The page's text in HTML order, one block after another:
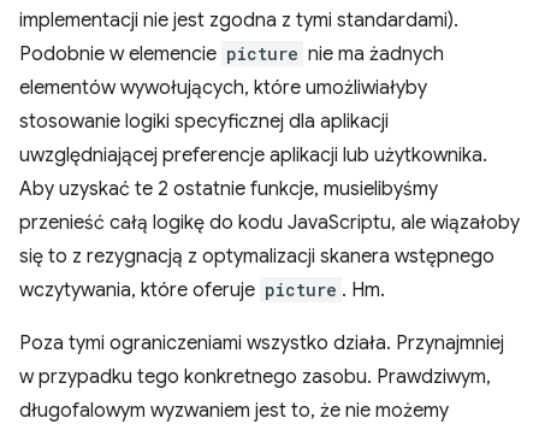
implementacji nie jest zgodna z tymi standardami).
Podobnie w elemencie picture nie ma żadnych
elementów wywołujących, które umożliwiałyby
stosowanie logiki specyficznej dla aplikacji
uwzględniającej preferencje aplikacji lub użytkownika.
Aby uzyskać te 2 ostatnie funkcje, musielibyśmy
przenieść całą logikę do kodu JavaScriptu, ale wiązałoby
się to z rezygnacją z optymalizacji skanera wstępnego
wczytywania, które oferuje picture . Hm.
Poza tymi ograniczeniami wszystko działa. Przynajmniej
w przypadku tego konkretnego zasobu. Prawdziwym,
długofalowym wyzwaniem jest to, że nie możemy